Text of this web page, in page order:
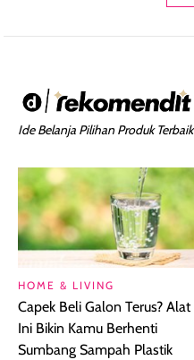
Ide Belanja Pilihan Produk Terbaik
HOME & LIVING
Capek Beli Galon Terus? Alat
Ini Bikin Kamu Berhenti
Sumbang Sampah Plastik